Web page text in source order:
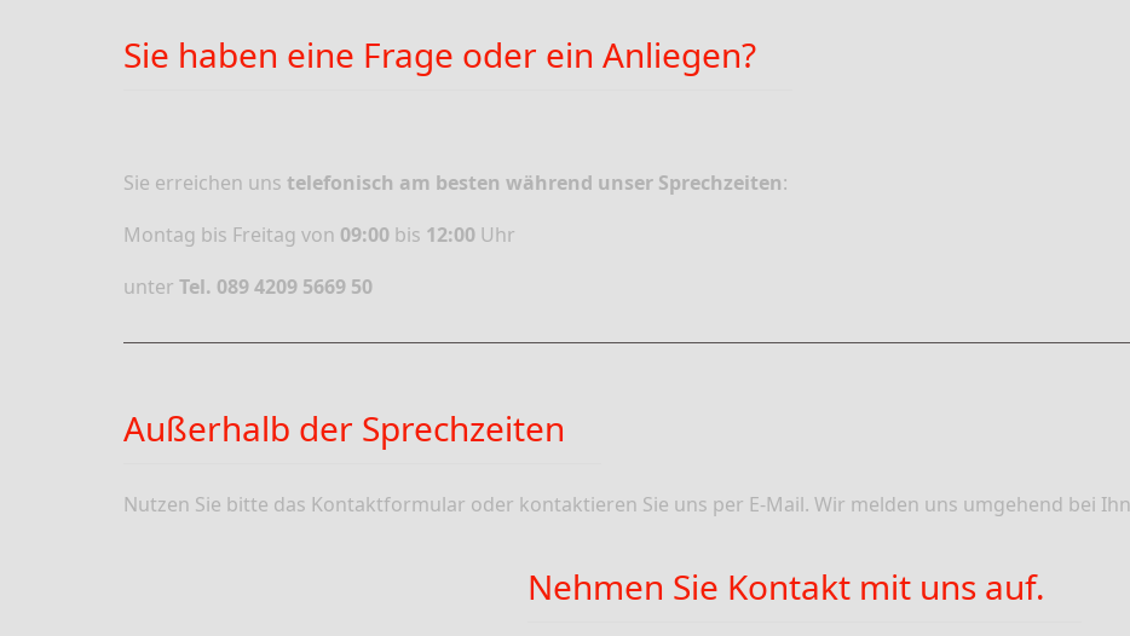
Sie haben eine Frage oder ein Anliegen?
Sie erreichen uns telefonisch am besten während unser Sprechzeiten:
Montag bis Freitag von 09:00 bis 12:00 Uhr
unter Tel. 089 4209 5669 50
Außerhalb der Sprechzeiten
Nutzen Sie bitte das Kontaktformular oder kontaktieren Sie uns per E-Mail. Wir melden uns umgehend bei
Nehmen Sie Kontakt mit uns auf.